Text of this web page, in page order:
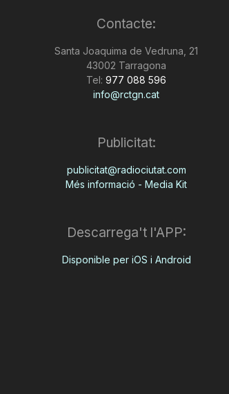
Contacte:
Santa Joaquima de Vedruna, 21
43002 Tarragona
Tel: 977 088 596
info@rctgn.cat
Publicitat:
publicitat@radiociutat.com
Més informació - Media Kit
Descarrega't l'APP:
Disponible per iOS i Android